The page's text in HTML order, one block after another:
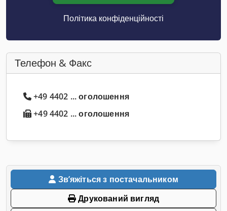
Політика конфіденційності
Телефон & Факс
+49 4402 ... оголошення
+49 4402 ... оголошення
Звʼяжіться з постачальником
Друкований вигляд